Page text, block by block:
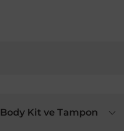
Body Kit ve Tampon